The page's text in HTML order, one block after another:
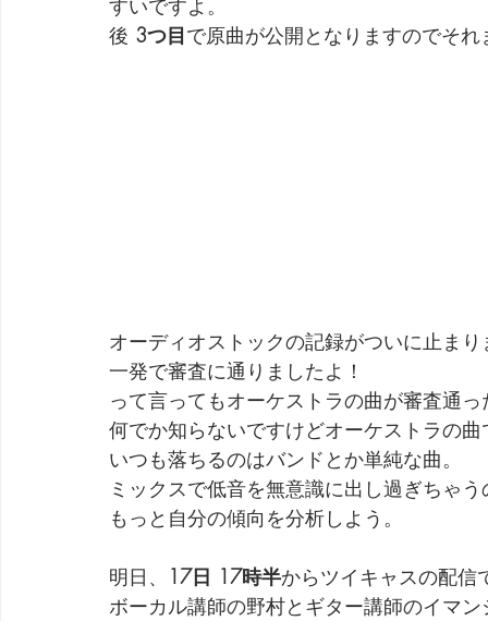
すいですよ。
後 3つ目で原曲が公開となりますのでそ
オーディオストックの記録がついに止まり
一発で審査に通りましたよ！
って言ってもオーケストラの曲が審査通
何でか知らないですけどオーケストラの
いつも落ちるのはバンドとか単純な曲。
ミックスで低音を無意識に出し過ぎちゃ
もっと自分の傾向を分析しよう。
明日、 17日 17時半からツイキャスの配信
ボーカル講師の野村とギター講師のイマ